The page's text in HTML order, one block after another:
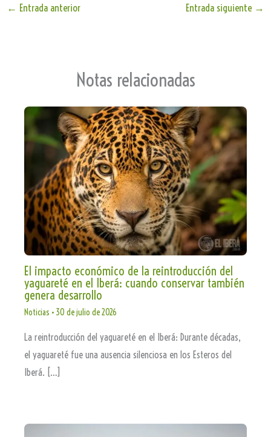
te
← Entrada anterior Entrada siguiente →
Notas relacionadas
El impacto económico de la reintroducción del
yaguareté en el Iberá: cuando conservar también
genera desarrollo
Noticias • 30 de julio de 2026
La reintroducción del yaguareté en el Iberá: Durante décadas,
el yaguareté fue una ausencia silenciosa en los Esteros del
Iberá. […]